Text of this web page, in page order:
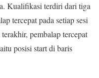
Kualifikasi terdiri dari tiga
tercepat pada setiap sesi
pembalap tercepat
posisi start di baris